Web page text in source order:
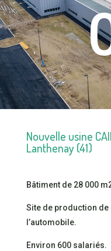
Nouvelle usine
Lanthenay (41)
Bâtiment de 28 000
Site de production
l’automobile.
Environ 600 salariés.